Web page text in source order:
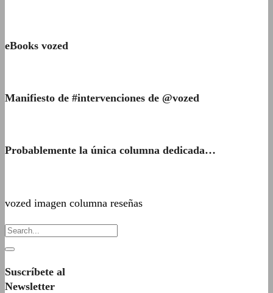
eBooks vozed
Manifiesto de #intervenciones de @vozed
Probablemente la única columna dedicada…
vozed imagen columna reseñas
Suscríbete al
Newsletter